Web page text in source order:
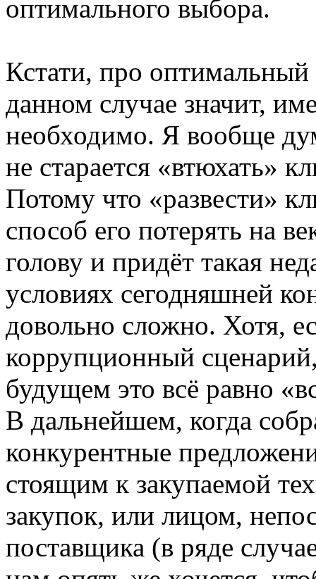
оптимального выбора.
Кстати, про
данном случае значит,
необходимо. Я вообще
не старается «втюхать»
Потому что «развести»
способ его потерять на
голову и придёт такая
условиях сегодняшней
довольно сложно. Хотя,
коррупционный
будущем это всё равно
В дальнейшем, когда
конкурентные
стоящим к закупаемой
закупок, или лицом,
поставщика (в ряде